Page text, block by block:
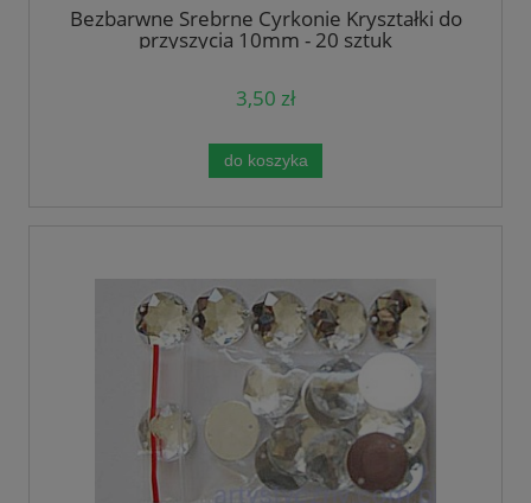
Bezbarwne Srebrne Cyrkonie Kryształki do
przyszycia 10mm - 20 sztuk
3,50 zł
do koszyka